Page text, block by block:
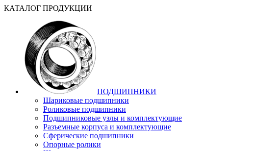
КАТАЛОГ ПРОДУКЦИИ
ПОДШИПНИКИ
Шариковые подшипники
Роликовые подшипники
Подшипниковые узлы и комплектующие
Разъемные корпуса и комплектующие
Сферические подшипники
Опорные ролики